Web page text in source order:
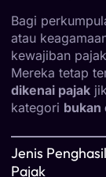
Bagi
atau
kewajiban
Mereka tetap
dikenai pajak
kategori bukan
Jenis
Pajak